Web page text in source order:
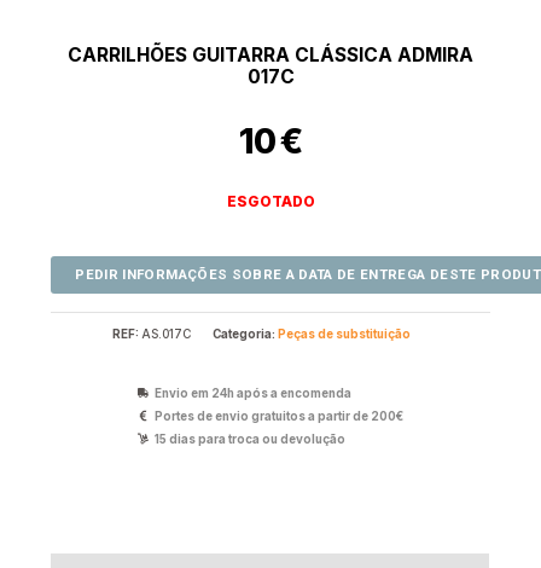
CARRILHÕES GUITARRA CLÁSSICA ADMIRA
017C
10€
ESGOTADO
REF: AS.017C Categoria: Peças de substituição
Envio em 24h após a encomenda
Portes de envio gratuitos a partir de 200€
15 dias para troca ou devolução